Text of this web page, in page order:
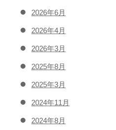
2026年6月
2026年4月
2026年3月
2025年8月
2025年3月
2024年11月
2024年8月